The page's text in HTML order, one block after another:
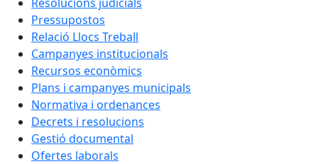
Pressupostos
Relació Llocs Treball
Campanyes institucionals
Recursos econòmics
Plans i campanyes municipals
Normativa i ordenances
Decrets i resolucions
Gestió documental
Ofertes laborals